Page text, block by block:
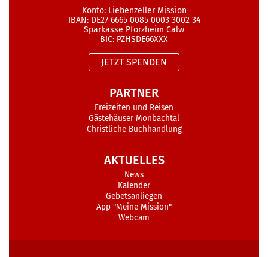
Konto: Liebenzeller Mission
IBAN: DE27 6665 0085 0003 3002 34
Sparkasse Pforzheim Calw
BIC: PZHSDE66XXX
JETZT SPENDEN
PARTNER
Freizeiten und Reisen
Gästehäuser Monbachtal
Christliche Buchhandlung
AKTUELLES
News
Kalender
Gebetsanliegen
App "Meine Mission"
Webcam